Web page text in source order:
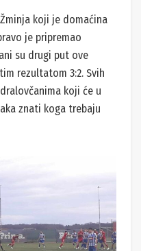
koji je domaćina
je pripremao
su drugi put ove
rezultatom 3:2. Svih
koji će u
znati koga trebaju